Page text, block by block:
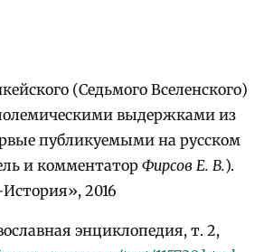
(Седьмого Вселенского)
выдержками из
публикуемыми на русском
и комментатор Фирсов Е. В.).
2016
энциклопедия, т. 2,